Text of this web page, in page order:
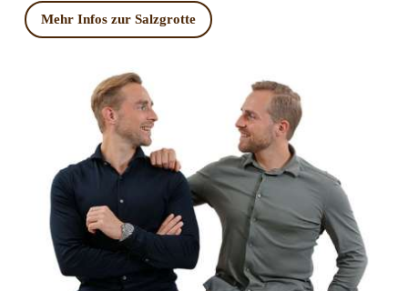
Mehr Infos zur Salzgrotte